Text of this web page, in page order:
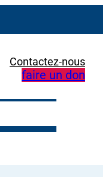
Contactez-nous
faire un don